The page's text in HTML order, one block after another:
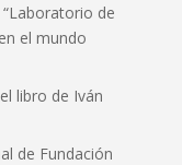
de
el mundo
libro de Iván
de Fundación